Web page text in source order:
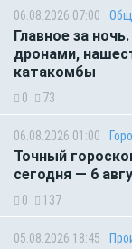
06.08.2026 07:00
Главное за
дронами,
катакомбы
0 73
06.08.2026 01:00
Точный
сегодня — 6
0 137
05.08.2026 18:45